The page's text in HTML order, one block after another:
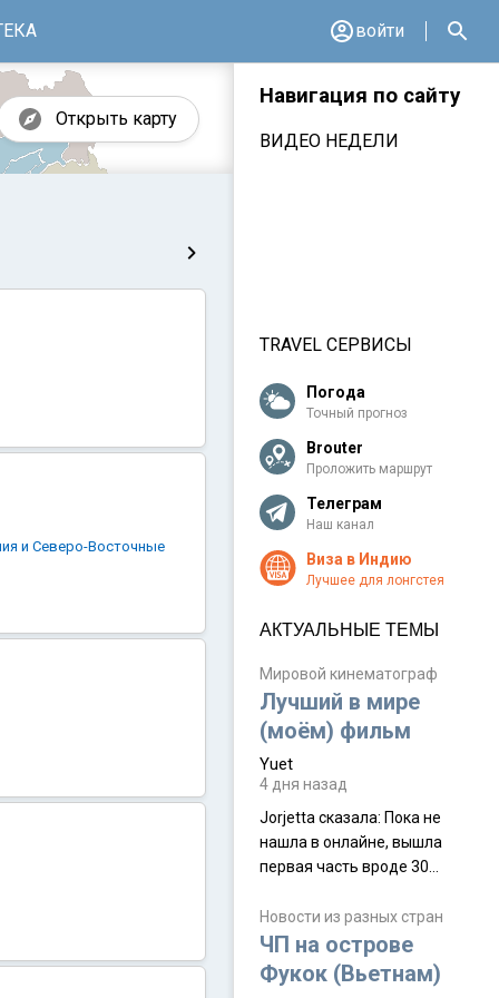
войти
Открыть карту
и Северо-Восточные
Навигация по сайту
ВИДЕО НЕДЕЛИ
TRAVEL СЕРВИСЫ
Погода
Точный прогноз
Brouter
Проложить маршрут
Телеграм
Наш канал
Виза в Индию
Лучшее для лонгстея
АКТУАЛЬНЫЕ ТЕМЫ
Мировой кинематограф
Лучший в мире
(моём) фильм
Yuet
4 дня назад
Jorjetta сказалa: Пока не
нашла в онлайне, вышла
первая часть вроде 30
Дивали 8 ноября.
Новости из разных стран
ЧП на острове
Фукок (Вьетнам)